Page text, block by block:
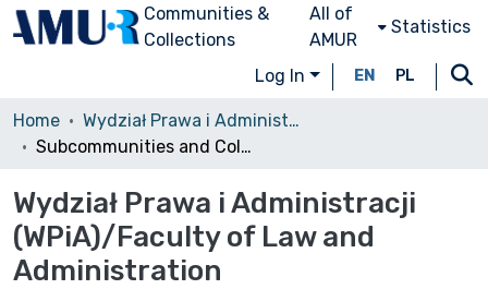
Communities &
Collections
All of
AMUR
Statistics
Log In EN PL
Home
Wydział Prawa i Administracji (WPiA)/Faculty of Law and Administration
Subcommunities and Collections
Wydział Prawa i Administracji
(WPiA)/Faculty of Law and
Administration